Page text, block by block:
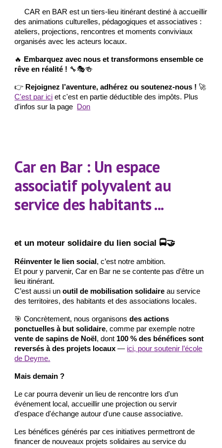
CAR en BAR est un tiers-lieu itinérant destiné à accueillir
des animations culturelles, pédagogiques et associatives :
ateliers, projections, rencontres et moments conviviaux
organisés avec les acteurs locaux.
🔥 Embarquez avec nous et transformons ensemble ce
rêve en réalité ! 🔧🎭🍻
👉 Rejoignez l’aventure, adhérez ou soutenez-nous ! 🚀
C'est par ici et c'est en partie déductible des impôts. Plus
d'infos sur la page Don
Car en Bar : Un espace
associatif polyvalent au
service des habitants ...
et un moteur solidaire du lien social 🚍🤝
Réinventer le lien social , c’est notre ambition.
Et pour y parvenir, Car en Bar ne se contente pas d’être un
lieu itinérant.
C’est aussi unoutil de mobilisation solidaire au service
des territoires, des habitants et des associations locales.
🎯 Concrètement, nous organisonsdes actions
ponctuelles à but solidaire, comme par exemple notre
vente de sapins de Noël , dont 100 % des bénéfices sont
reversés à des projets locaux — ici, pour soutenir l’école
de Deyme.
Mais demain ?
Le car pourra devenir un lieu de rencontre lors d'un
événement local, accueillir une projection ou servir
d'espace d'échange autour d'une cause associative.
Les bénéfices générés par ces initiatives permettront de
financer de nouveaux projets solidaires au service du